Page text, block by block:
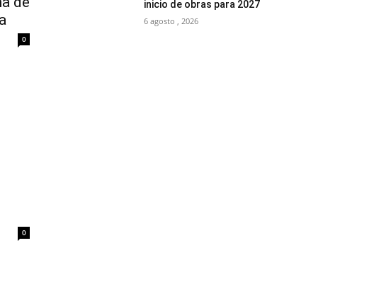
0
0
inicio de obras para 2027
6 agosto , 2026